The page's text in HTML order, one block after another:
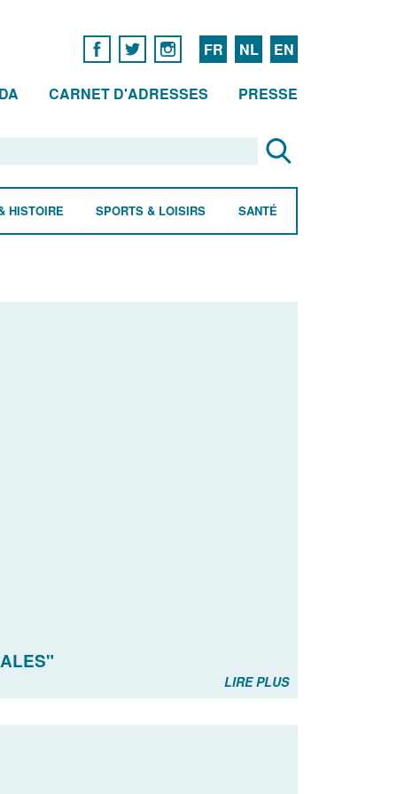
FR NL EN
CARNET D'ADRESSES PRESSE
HISTOIRE SPORTS & LOISIRS SANTÉ
LIRE PLUS